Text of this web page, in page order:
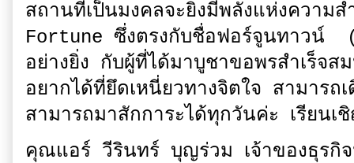
สถานที่เป็นมงคลจะยิ่งมีพลังแห่งความ
Fortune ซึ่งตรงกับชื่อฟอร์จูนทาวน์
อย่างยิ่ง กับผู้ที่ได้มาบูชาขอพรสำเร็จ
อยากได้ที่ยึดเหนี่ยวทางจิตใจ สามาร
สามารถมาสักการะได้ทุกวันค่ะ เรียนเ
คุณแอร์ วีรินทร์ บุญร่วม เจ้าของธุรกิจ